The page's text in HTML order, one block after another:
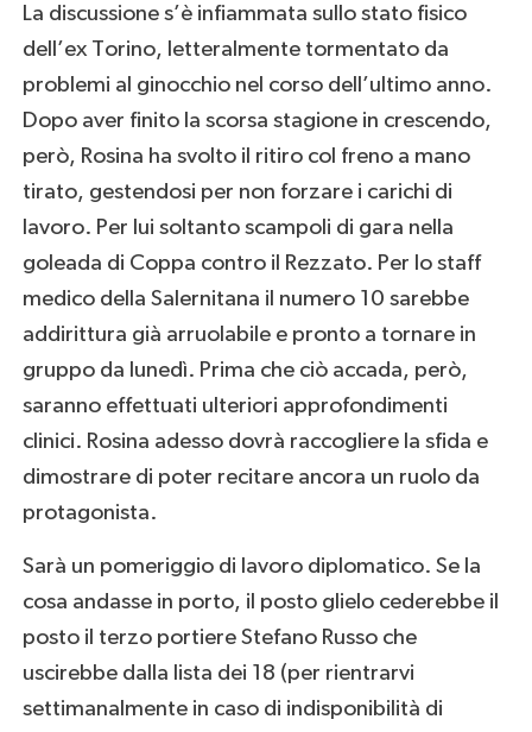
La discussione s’è infiammata sullo stato fisico
dell’ex Torino, letteralmente tormentato da
problemi al ginocchio nel corso dell’ultimo anno.
Dopo aver finito la scorsa stagione in crescendo,
però, Rosina ha svolto il ritiro col freno a mano
tirato, gestendosi per non forzare i carichi di
lavoro. Per lui soltanto scampoli di gara nella
goleada di Coppa contro il Rezzato. Per lo staff
medico della Salernitana il numero 10 sarebbe
addirittura già arruolabile e pronto a tornare in
gruppo da lunedì. Prima che ciò accada, però,
saranno effettuati ulteriori approfondimenti
clinici. Rosina adesso dovrà raccogliere la sfida e
dimostrare di poter recitare ancora un ruolo da
protagonista.
Sarà un pomeriggio di lavoro diplomatico. Se la
cosa andasse in porto, il posto glielo cederebbe il
posto il terzo portiere Stefano Russo che
uscirebbe dalla lista dei 18 (per rientrarvi
settimanalmente in caso di indisponibilità di